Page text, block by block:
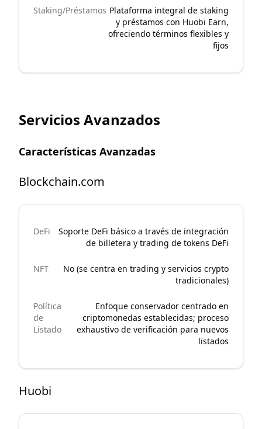
Staking/Préstamos Plataforma integral de staking
y préstamos con Huobi Earn,
ofreciendo términos flexibles y
fijos
Servicios Avanzados
Características Avanzadas
Blockchain.com
DeFi
Soporte DeFi básico a través de integración
de billetera y trading de tokens DeFi
NFT
No (se centra en trading y servicios crypto
tradicionales)
Política
de
Listado
Enfoque conservador centrado en
criptomonedas establecidas; proceso
exhaustivo de verificación para nuevos
listados
Huobi